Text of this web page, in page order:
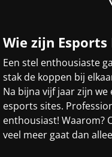
Wie zijn Esports
Een stel enthousiaste
stak de koppen bij
Na bijna vijf jaar zijn
esports sites.
enthousiast! Waarom?
veel meer gaat dan